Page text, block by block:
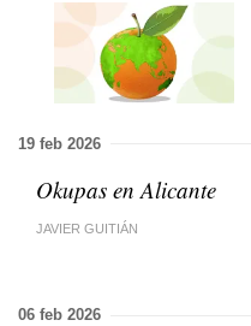
19 feb 2026
Okupas en Alicante
JAVIER GUITIÁN
06 feb 2026